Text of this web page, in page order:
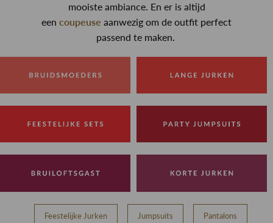
mooiste ambiance. En er is altijd
een coupeuse aanwezig om de outfit perfect
passend te maken.
Feestelijke Jurken Jumpsuits Pantalons